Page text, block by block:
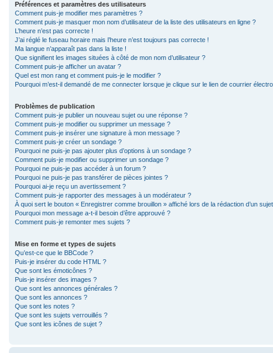
Préférences et paramètres des utilisateurs
Comment puis-je modifier mes paramètres ?
Comment puis-je masquer mon nom d’utilisateur de la liste des utilisateurs en ligne ?
L’heure n’est pas correcte !
J’ai réglé le fuseau horaire mais l’heure n’est toujours pas correcte !
Ma langue n’apparaît pas dans la liste !
Que signifient les images situées à côté de mon nom d’utilisateur ?
Comment puis-je afficher un avatar ?
Quel est mon rang et comment puis-je le modifier ?
Pourquoi m’est-il demandé de me connecter lorsque je clique sur le lien de courrier
Problèmes de publication
Comment puis-je publier un nouveau sujet ou une réponse ?
Comment puis-je modifier ou supprimer un message ?
Comment puis-je insérer une signature à mon message ?
Comment puis-je créer un sondage ?
Pourquoi ne puis-je pas ajouter plus d’options à un sondage ?
Comment puis-je modifier ou supprimer un sondage ?
Pourquoi ne puis-je pas accéder à un forum ?
Pourquoi ne puis-je pas transférer de pièces jointes ?
Pourquoi ai-je reçu un avertissement ?
Comment puis-je rapporter des messages à un modérateur ?
À quoi sert le bouton « Enregistrer comme brouillon » affiché lors de la rédaction d’un
Pourquoi mon message a-t-il besoin d’être approuvé ?
Comment puis-je remonter mes sujets ?
Mise en forme et types de sujets
Qu’est-ce que le BBCode ?
Puis-je insérer du code HTML ?
Que sont les émoticônes ?
Puis-je insérer des images ?
Que sont les annonces générales ?
Que sont les annonces ?
Que sont les notes ?
Que sont les sujets verrouillés ?
Que sont les icônes de sujet ?